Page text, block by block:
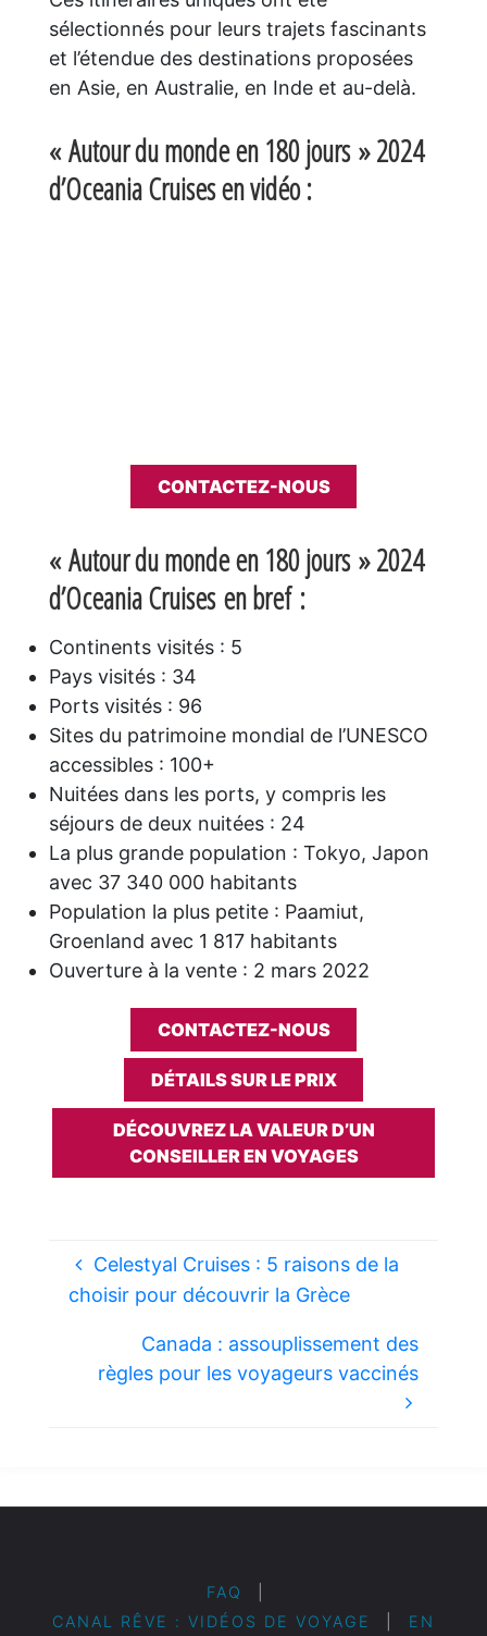
sélectionnés pour leurs trajets fascinants
et l’étendue des destinations proposées
en Asie, en Australie, en Inde et au-delà.
« Autour du monde en 180 jours » 2024
d’Oceania Cruises en vidéo :
CONTACTEZ-NOUS
« Autour du monde en 180 jours » 2024
d’Oceania Cruises en bref :
Continents visités : 5
Pays visités : 34
Ports visités : 96
Sites du patrimoine mondial de l’UNESCO
accessibles : 100+
Nuitées dans les ports, y compris les
séjours de deux nuitées : 24
La plus grande population : Tokyo, Japon
avec 37 340 000 habitants
Population la plus petite : Paamiut,
Groenland avec 1 817 habitants
Ouverture à la vente : 2 mars 2022
CONTACTEZ-NOUS
DÉTAILS SUR LE PRIX
DÉCOUVREZ LA VALEUR D’UN
CONSEILLER EN VOYAGES
Celestyal Cruises : 5 raisons de la
choisir pour découvrir la Grèce
Canada : assouplissement des
règles pour les voyageurs vaccinés
FAQ
CANAL RÊVE : VIDÉOS DE VOYAGE
EN